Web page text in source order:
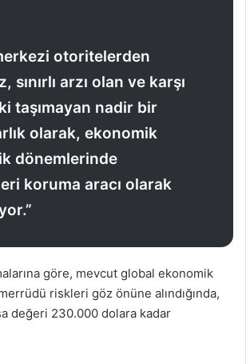
otoritelerden
sınırlı arzı olan ve karşı
taşımayan nadir bir
olarak, ekonomik
dönemlerinde
koruma aracı olarak
göre, mevcut global ekonomik
riskleri göz önüne alındığında,
değeri 230.000 dolara kadar